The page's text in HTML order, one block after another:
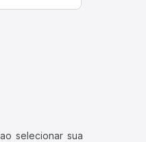
selecionar sua